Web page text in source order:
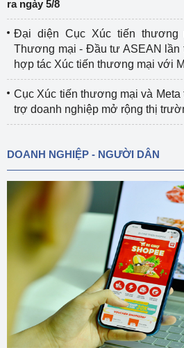
ra ngày 5/8
Đại diện Cục Xúc tiến thương
Thương mại - Đầu tư ASEAN lần
hợp tác Xúc tiến thương mại với
Cục Xúc tiến thương mại và
trợ doanh nghiệp mở rộng thị
DOANH NGHIỆP - NGƯỜI DÂN